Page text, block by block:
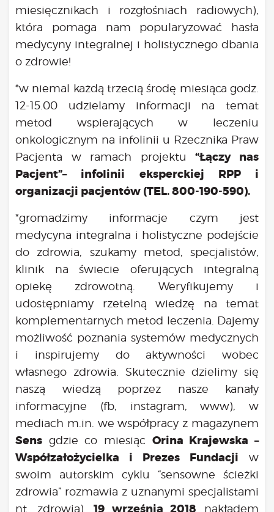
miesięcznikach i rozgłośniach radiowych),
która pomaga nam popularyzować hasła
medycyny integralnej i holistycznego dbania
o zdrowie!
*w niemal każdą trzecią środę miesiąca godz.
12-15.00 udzielamy informacji na temat
metod wspierających w leczeniu
onkologicznym na infolinii u Rzecznika Praw
Pacjenta w ramach projektu“Łączy nas
Pacjent”– infolinii eksperckiej RPP i
organizacji pacjentów (TEL. 800-190-590).
*gromadzimy informacje czym jest
medycyna integralna i holistyczne podejście
do zdrowia, szukamy metod, specjalistów,
klinik na świecie oferujących integralną
opiekę zdrowotną. Weryfikujemy i
udostępniamy rzetelną wiedzę na temat
komplementarnych metod leczenia. Dajemy
możliwość poznania systemów medycznych
i inspirujemy do aktywności wobec
własnego zdrowia. Skutecznie dzielimy się
naszą wiedzą poprzez nasze kanały
informacyjne (fb, instagram, www), w
mediach m.in. we współpracy z magazynem
Sens gdzie co miesiąc Orina Krajewska –
Współzałożycielka i Prezes Fundacji w
swoim autorskim cyklu “sensowne ścieżki
zdrowia” rozmawia z uznanymi specjalistami
nt. zdrowia).19 września 2018 nakładem